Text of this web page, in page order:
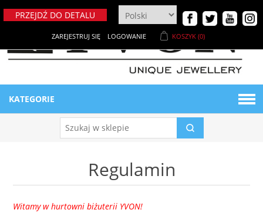
PRZEJDŹ DO DETALU
ZAREJESTRUJ SIĘ LOGOWANIE KOSZYK (0)
KATEGORIE
BIŻUTERIA DAMSKA
MATERIAŁY
Regulamin
Witamy w hurtowni biżuterii YVON!